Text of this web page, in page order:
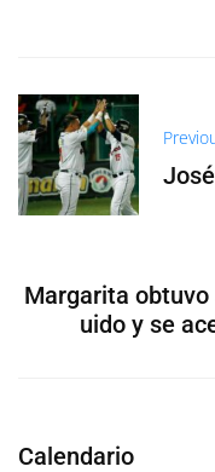
Margarita
uido y se
Calendario